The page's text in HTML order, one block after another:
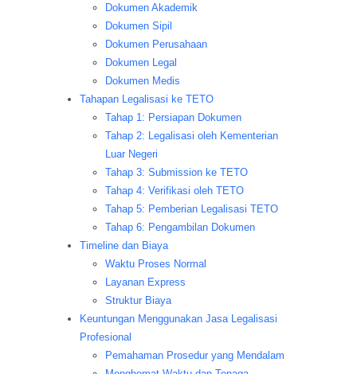
Dokumen Akademik
Dokumen Sipil
Dokumen Perusahaan
Dokumen Legal
Dokumen Medis
Tahapan Legalisasi ke TETO
Tahap 1: Persiapan Dokumen
Tahap 2: Legalisasi oleh Kementerian
Luar Negeri
Tahap 3: Submission ke TETO
Tahap 4: Verifikasi oleh TETO
Tahap 5: Pemberian Legalisasi TETO
Tahap 6: Pengambilan Dokumen
Timeline dan Biaya
Waktu Proses Normal
Layanan Express
Struktur Biaya
Keuntungan Menggunakan Jasa Legalisasi
Profesional
Pemahaman Prosedur yang Mendalam